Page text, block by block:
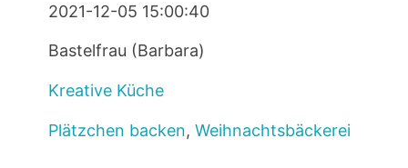
2021-12-05 15:00:40
Bastelfrau (Barbara)
Kreative Küche
Plätzchen backen, Weihnachtsbäckerei